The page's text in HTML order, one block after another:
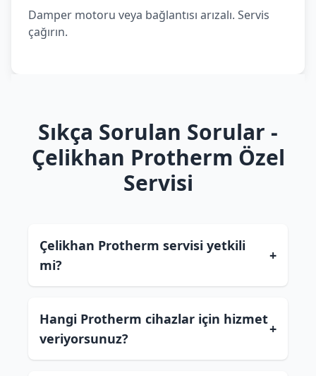
Damper motoru veya bağlantısı arızalı. Servis
çağırın.
Sıkça Sorulan Sorular -
Çelikhan Protherm Özel
Servisi
Çelikhan Protherm servisi yetkili
mi?
+
Hangi Protherm cihazlar için hizmet
veriyorsunuz?
+